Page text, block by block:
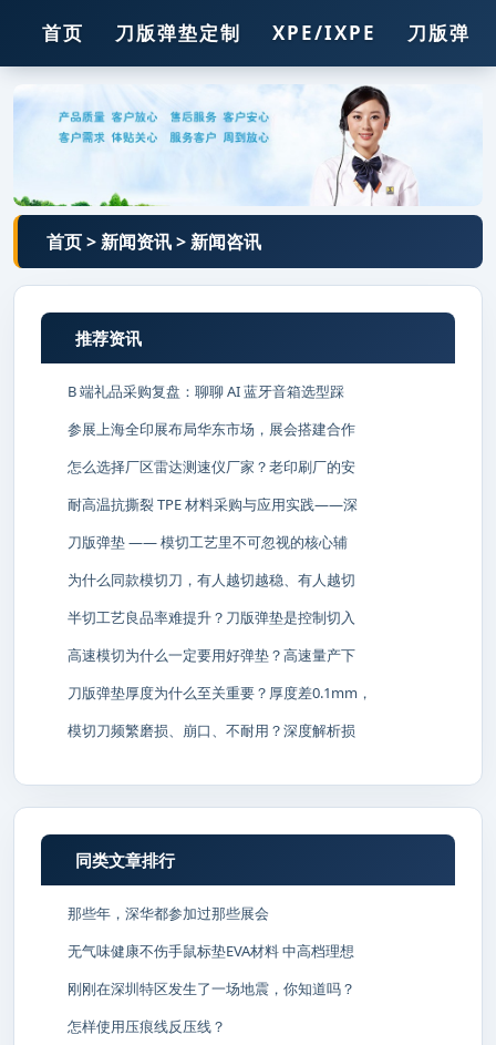
首页 刀版弹垫定制 XPE/IXPE 刀版弹垫
压痕线 钢孔
首页>新闻资讯>新闻咨讯
推荐资讯
B 端礼品采购复盘：聊聊 AI 蓝牙音箱选型踩
参展上海全印展布局华东市场，展会搭建合作
怎么选择厂区雷达测速仪厂家？老印刷厂的安
耐高温抗撕裂 TPE 材料采购与应用实践——深
刀版弹垫 —— 模切工艺里不可忽视的核心辅
为什么同款模切刀，有人越切越稳、有人越切
半切工艺良品率难提升？刀版弹垫是控制切入
高速模切为什么一定要用好弹垫？高速量产下
刀版弹垫厚度为什么至关重要？厚度差0.1mm，
模切刀频繁磨损、崩口、不耐用？深度解析损
同类文章排行
那些年，深华都参加过那些展会
无气味健康不伤手鼠标垫EVA材料 中高档理想
刚刚在深圳特区发生了一场地震，你知道吗？
怎样使用压痕线反压线？